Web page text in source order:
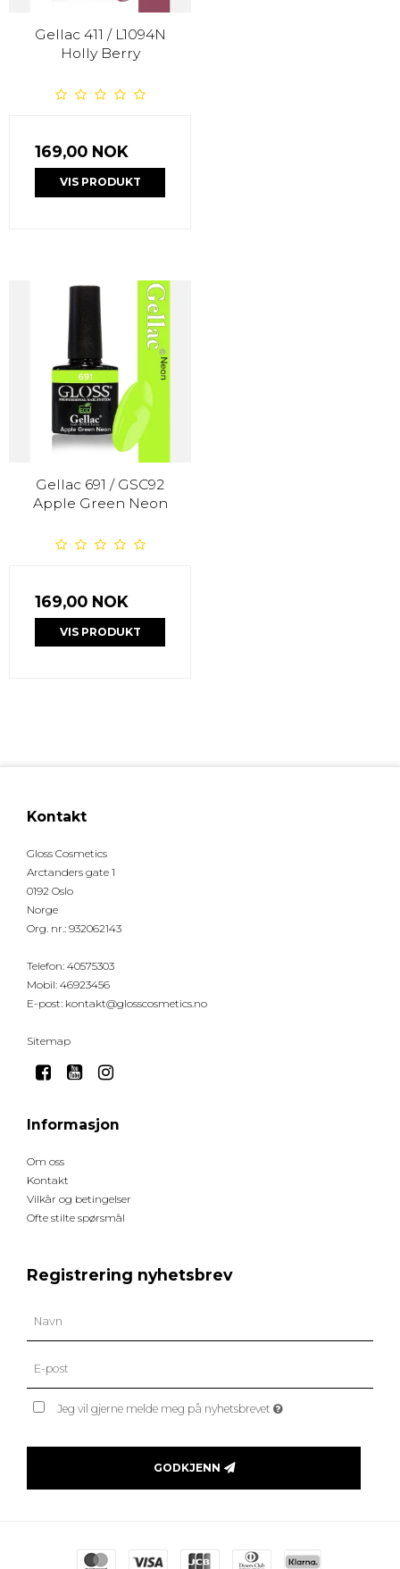
Gellac 411 / L1094N
Holly Berry
169,00 NOK
VIS PRODUKT
Gellac 691 / GSC92
Apple Green Neon
169,00 NOK
VIS PRODUKT
Kontakt
Gloss Cosmetics
Arctanders gate 1
0192 Oslo
Norge
Org. nr. : 932062143
Telefon: 40575303
Mobil: 46923456
E-post: kontakt@glosscosmetics.no
Sitemap
Informasjon
Om oss
Kontakt
Vilkår og betingelser
Ofte stilte spørsmål
Registrering nyhetsbrev
Jeg vil gjerne melde meg på nyhetsbrevet
GODKJENN